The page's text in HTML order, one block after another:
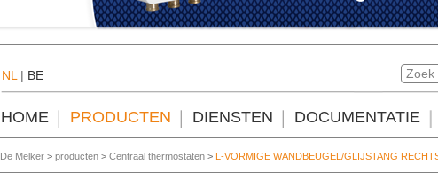
NL | BE
HOME PRODUCTEN DIENSTEN DOCUMENTATIE
De Melker > producten > Centraal thermostaten > L-VORMIGE WANDBEUGEL/GLIJSTANG